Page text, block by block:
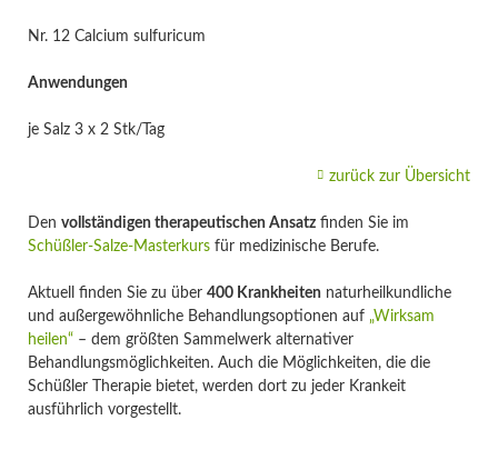
Nr. 12 Calcium sulfuricum
Anwendungen
je Salz 3 x 2 Stk/Tag
zurück zur Übersicht
Den vollständigen therapeutischen Ansatzfinden Sie im
Schüßler-Salze-Masterkursfür medizinische Berufe.
Aktuell finden Sie zu über 400 Krankheiten naturheilkundliche
und außergewöhnliche Behandlungsoptionen auf „Wirksam
heilen“– dem größten Sammelwerk alternativer
Behandlungsmöglichkeiten. Auch die Möglichkeiten, die die
Schüßler Therapie bietet, werden dort zu jeder Krankeit
ausführlich vorgestellt.